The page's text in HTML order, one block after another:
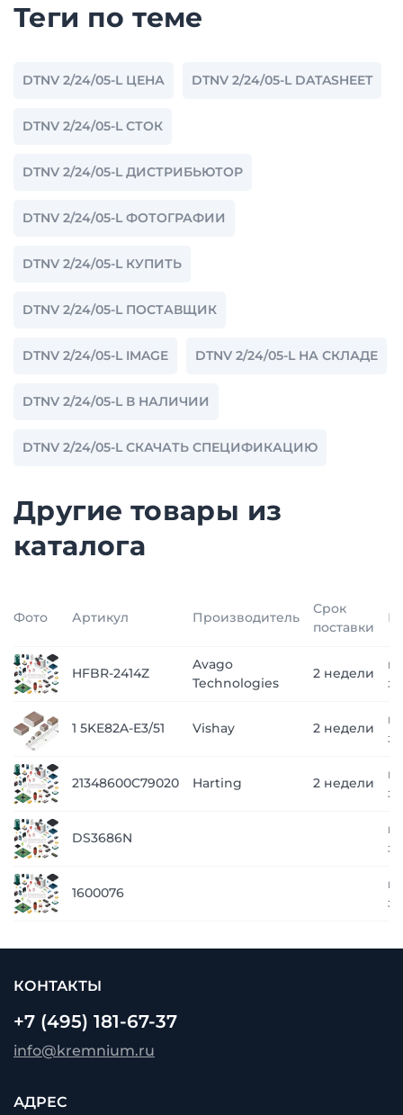
Теги по теме
DTNV 2/24/05-L ЦЕНА DTNV 2/24/05-L DATASHEET
DTNV 2/24/05-L СТОК
DTNV 2/24/05-L ДИСТРИБЬЮТОР
DTNV 2/24/05-L ФОТОГРАФИИ
DTNV 2/24/05-L КУПИТЬ
DTNV 2/24/05-L ПОСТАВЩИК
DTNV 2/24/05-L IMAGE DTNV 2/24/05-L НА СКЛАДЕ
DTNV 2/24/05-L В НАЛИЧИИ
DTNV 2/24/05-L СКАЧАТЬ СПЕЦИФИКАЦИЮ
Другие товары из
каталога
Фото Артикул Производитель
Срок
поставки
HFBR-2414Z
Avago
Technologies
2 недели
по
1 5KE82A-E3/51 Vishay 2 недели
по
21348600C79020 Harting 2 недели
по
DS3686N
по
1600076
по
КОНТАКТЫ
+7 (495) 181-67-37
info@kremnium.ru
АДРЕС